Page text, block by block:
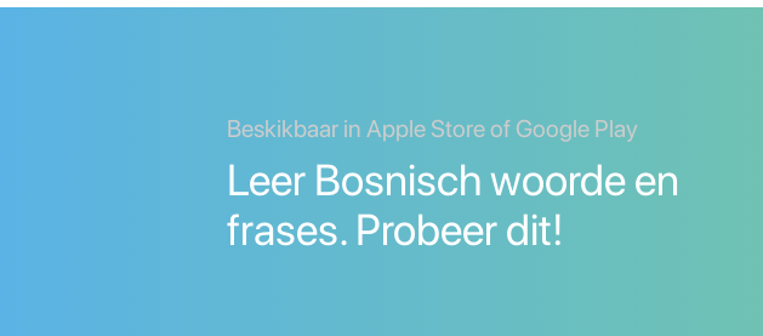
Beskikbaar in Apple Store of Google Play
Leer Bosnisch woorde en
frases. Probeer dit!